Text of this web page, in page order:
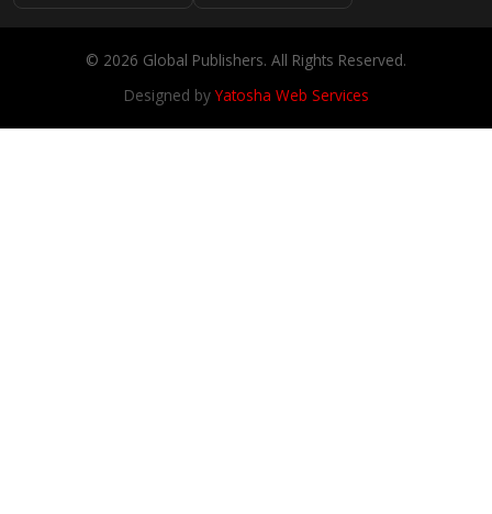
© 2026 Global Publishers. All Rights Reserved.
Designed byYatosha Web Services